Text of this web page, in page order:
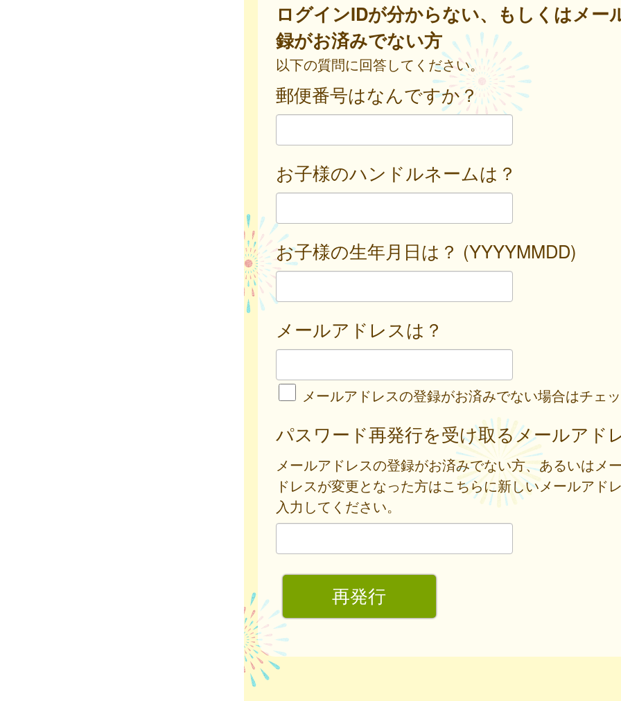
ログインIDが分からない、もしくはメー
録がお済みでない方
以下の質問に回答してください。
郵便番号はなんですか？
お子様のハンドルネームは？
お子様の生年月日は？ (YYYYMMDD)
メールアドレスは？
メールアドレスの登録がお済みでない場合はチェ
パスワード再発行を受け取るメールアド
メールアドレスの登録がお済みでない方、あるいはメ
ドレスが変更となった方はこちらに新しいメールアド
入力してください。